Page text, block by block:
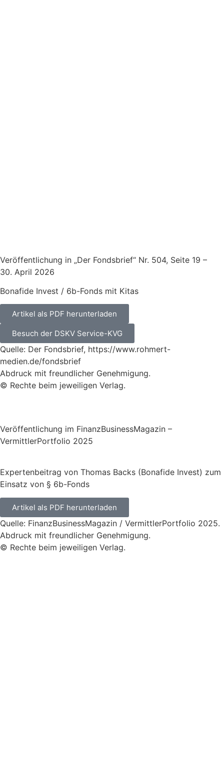
Veröffentlichung in „Der Fondsbrief“ Nr. 504, Seite 19 –
30. April 2026
Bonafide Invest / 6b-Fonds mit Kitas
Artikel als PDF herunterladen
Besuch der DSKV Service-KVG
Quelle: Der Fondsbrief, https://www.rohmert-
medien.de/fondsbrief
Abdruck mit freundlicher Genehmigung.
© Rechte beim jeweiligen Verlag.
Veröffentlichung im FinanzBusinessMagazin –
VermittlerPortfolio 2025
Expertenbeitrag von Thomas Backs (Bonafide Invest) zum
Einsatz von § 6b-Fonds
Artikel als PDF herunterladen
Quelle: FinanzBusinessMagazin / VermittlerPortfolio 2025.
Abdruck mit freundlicher Genehmigung.
© Rechte beim jeweiligen Verlag.